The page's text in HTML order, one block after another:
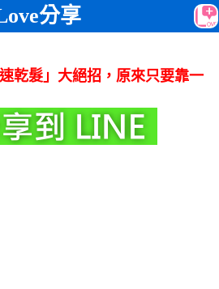
分享
乾髮」大絕招，原來只要靠一